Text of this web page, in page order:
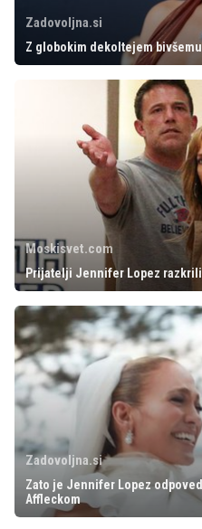
Zadovoljna.si
Z globokim dekoltejem
Moskisvet.com
Prijatelji Jennifer Lopez
Zadovoljna.si
Zato je Jennifer Lopez
Affleckom